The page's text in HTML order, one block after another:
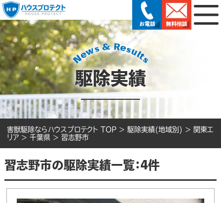
駆除実績
害獣駆除ならハウスプロテクト TOP > 駆除実績(地域別) > 関東エ
リア > 千葉県 > 習志野市
習志野市の駆除実績一覧：4件